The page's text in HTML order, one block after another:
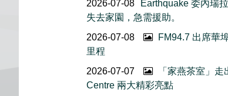
2026-07-08
Earthquake 委內瑞
失去家園，急需援助。
2026-07-08
FM94.7 出席華
里程
2026-07-07
「家燕茶室」
Centre 兩大精彩亮點